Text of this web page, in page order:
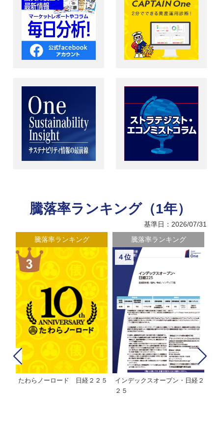
騰落率ランキング（1年）
基準日：2026/07/31
騰落率ランキング
たわらノーロード 日経２２５
騰落率ランキング
４位
インデックスオープン・日経２
２５